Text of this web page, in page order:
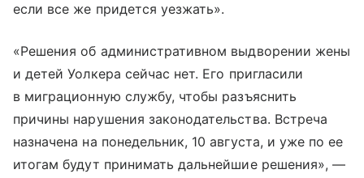
если все же придется уезжать».
«Решения об административном выдворении жены
и детей Уолкера сейчас нет. Его пригласили
в миграционную службу, чтобы разъяснить
причины нарушения законодательства. Встреча
назначена на понедельник, 10 августа, и уже по ее
итогам будут принимать дальнейшие решения», —